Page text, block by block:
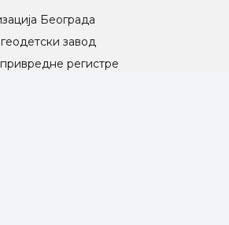
Београда
завод
регистре